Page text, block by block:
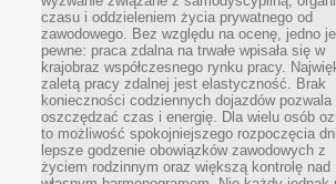
czasu i oddzieleniem życia prywatnego od
zawodowego. Bez względu na ocenę, jedno
pewne: praca zdalna na trwałe wpisała się w
krajobraz współczesnego rynku pracy.
zaletą pracy zdalnej jest elastyczność. Brak
konieczności codziennych dojazdów pozwala
oszczędzać czas i energię. Dla wielu osób
to możliwość spokojniejszego rozpoczęcia
lepsze godzenie obowiązków zawodowych z
życiem rodzinnym oraz większą kontrolę nad